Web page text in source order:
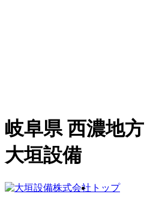
岐阜県 西濃地
大垣設備
トップ